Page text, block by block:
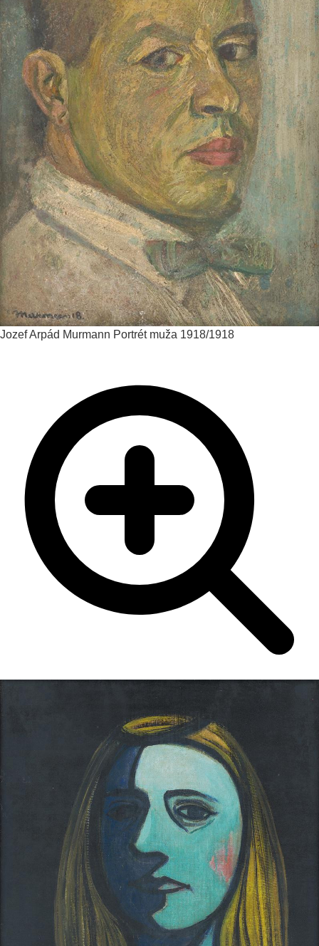
Jozef Arpád Murmann Portrét muža 1918/1918